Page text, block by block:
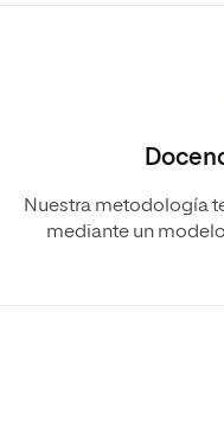
Nuestra metodología
mediante un